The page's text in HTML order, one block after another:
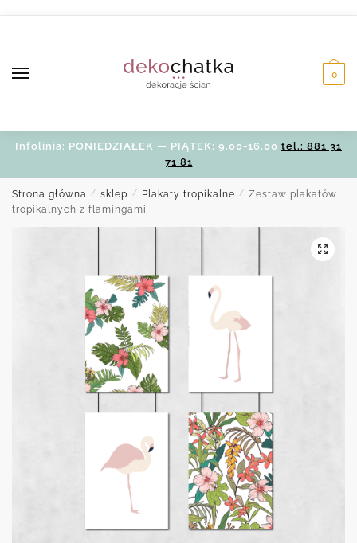
0
Infolinia: PONIEDZIAŁEK — PIĄTEK: 9.00-16.00 tel.: 881 31
71 81
Strona główna / sklep / Plakaty tropikalne / Zestaw plakatów
tropikalnych z flamingami